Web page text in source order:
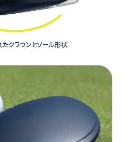
クラウンとソール形状